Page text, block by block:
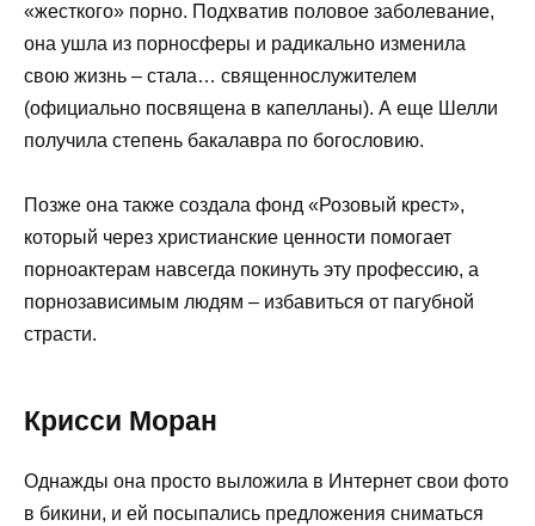
«жесткого» порно. Подхватив половое заболевание,
она ушла из порносферы и радикально изменила
свою жизнь – стала… священнослужителем
(официально посвящена в капелланы). А еще Шелли
получила степень бакалавра по богословию.
Позже она также создала фонд «Розовый крест»,
который через христианские ценности помогает
порноактерам навсегда покинуть эту профессию, а
порнозависимым людям – избавиться от пагубной
страсти.
Крисси Моран
Однажды она просто выложила в Интернет свои фото
в бикини, и ей посыпались предложения сниматься